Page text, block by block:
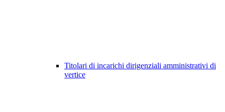
Titolari di incarichi dirigenziali amministrativi di
vertice